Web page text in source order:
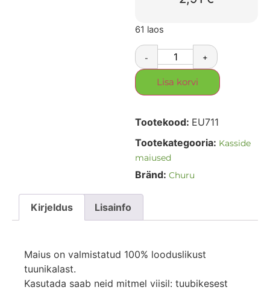
61 laos
- +
Lisa korvi
Tootekood: EU711
Tootekategooria: Kasside
maiused
Bränd: Churu
Kirjeldus Lisainfo
Maius on valmistatud 100% looduslikust
tuunikalast.
Kasutada saab neid mitmel viisil: tuubikesest